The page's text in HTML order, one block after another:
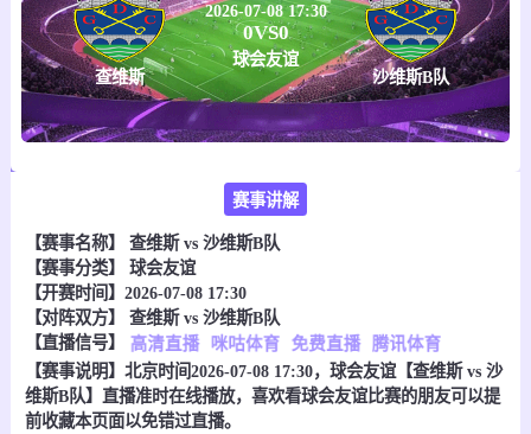
查维斯
2026-07-08 17:30
0VS0
球会友谊
沙维斯B队
赛事讲解
【赛事名称】 查维斯 vs 沙维斯B队
【赛事分类】 球会友谊
【开赛时间】2026-07-08 17:30
【对阵双方】 查维斯 vs 沙维斯B队
【直播信号】
高清直播 咪咕体育 免费直播 腾讯体育
【赛事说明】北京时间2026-07-08 17:30，球会友谊【查维斯 vs 沙
维斯B队】直播准时在线播放，喜欢看球会友谊比赛的朋友可以提
前收藏本页面以免错过直播。